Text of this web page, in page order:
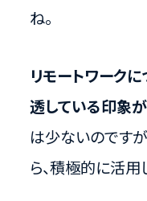
ね。
リモートワーク
透している印象が
は少ないのです
ら、積極的に活用